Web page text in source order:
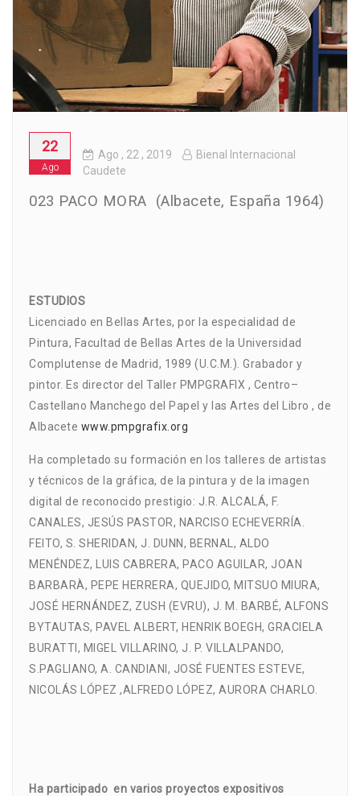
22
Ago
Ago , 22 , 2019
Bienal Internacional
Caudete
023 PACO MORA (Albacete, España 1964)
ESTUDIOS
Licenciado en Bellas Artes, por la especialidad de
Pintura, Facultad de Bellas Artes de la Universidad
Complutense de Madrid, 1989 (U.C.M.). Grabador y
pintor. Es director del Taller PMPGRAFIX , Centro–
Castellano Manchego del Papel y las Artes del Libro , de
Albacete www.pmpgrafix.org
Ha completado su formación en los talleres de artistas
y técnicos de la gráfica, de la pintura y de la imagen
digital de reconocido prestigio: J.R. ALCALÁ, F.
CANALES, JESÚS PASTOR, NARCISO ECHEVERRÍA.
FEITO, S. SHERIDAN, J. DUNN, BERNAL, ALDO
MENÉNDEZ, LUIS CABRERA, PACO AGUILAR, JOAN
BARBARÀ, PEPE HERRERA, QUEJIDO, MITSUO MIURA,
JOSÉ HERNÁNDEZ, ZUSH (EVRU), J. M. BARBÉ, ALFONS
BYTAUTAS, PAVEL ALBERT, HENRIK BOEGH, GRACIELA
BURATTI, MIGEL VILLARINO, J. P. VILLALPANDO,
S.PAGLIANO, A. CANDIANI, JOSÉ FUENTES ESTEVE,
NICOLÁS LÓPEZ ,ALFREDO LÓPEZ, AURORA CHARLO.
Ha participado en varios proyectos expositivos